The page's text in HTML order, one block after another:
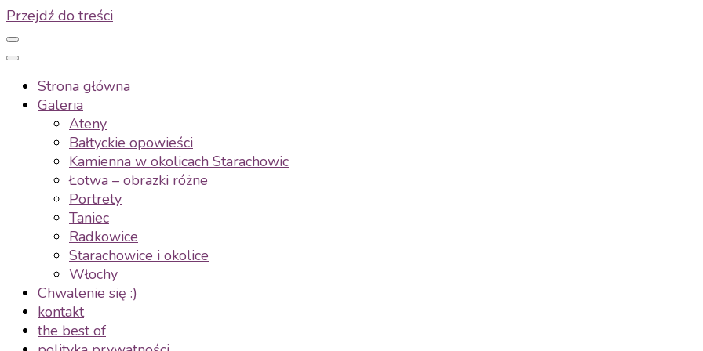
Przejdź do treści
Strona główna
Galeria
Ateny
Bałtyckie opowieści
Kamienna w okolicach Starachowic
Łotwa – obrazki różne
Portrety
Taniec
Radkowice
Starachowice i okolice
Włochy
Chwalenie się :)
kontakt
the best of